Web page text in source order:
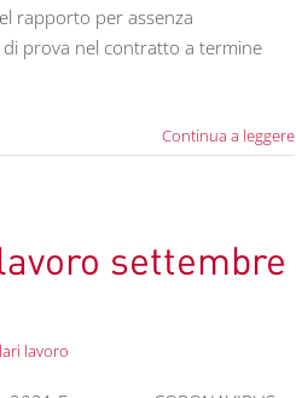
rapporto per assenza
prova nel contratto a termine
Continua a leggere
settembre
lavoro